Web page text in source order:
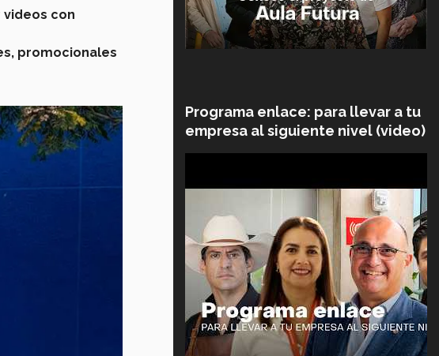
videos con
promocionales
Programa enlace: para llevar a tu
empresa al siguiente nivel (video)